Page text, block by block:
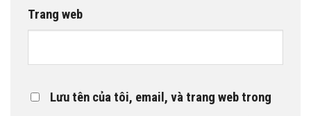
Trang web
Lưu tên của tôi, email, và trang web trong